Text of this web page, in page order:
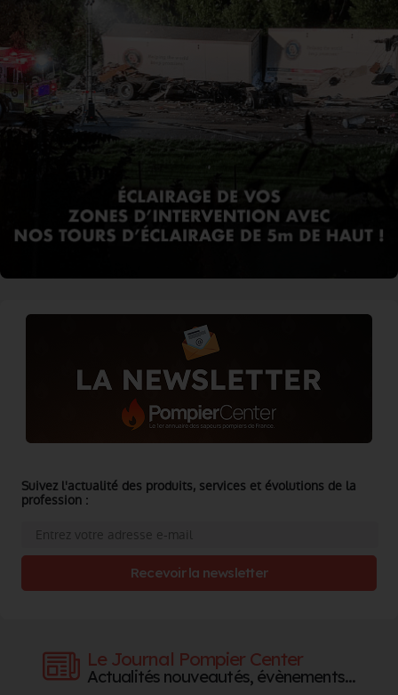
Le Journal Pompier Center
Actualités nouveautés, évènements...
Suivez l'actualité des produits, services et évolutions de la
profession :
Recevoir la newsletter